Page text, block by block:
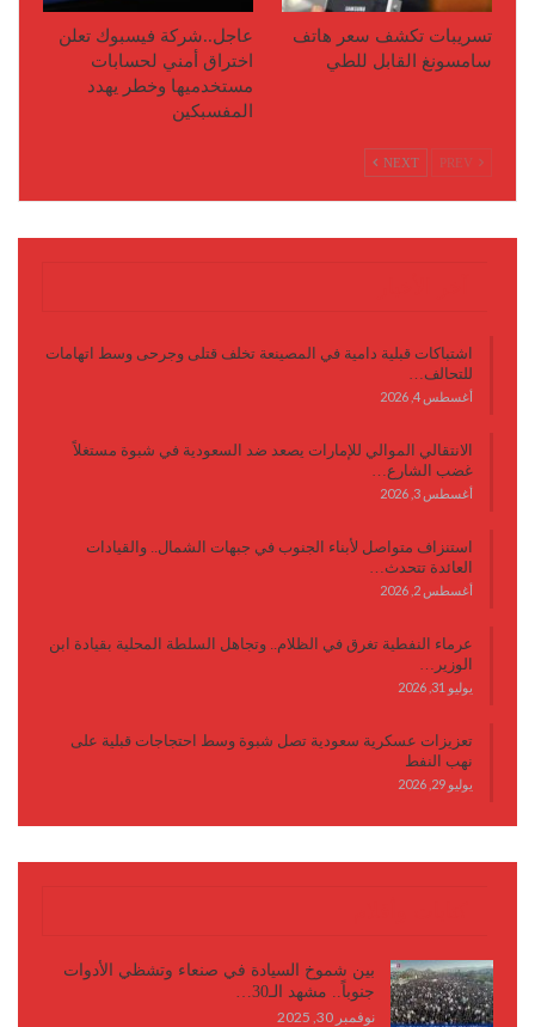
تسريبات تكشف سعر هاتف
سامسونغ القابل للطي
عاجل..شركة فيسبوك تعلن
اختراق أمني لحسابات
مستخدميها وخطر يهدد
المفسبكين
NEXT
اشتباكات قبلية دامية في المصينعة تخلف قتلى وجرحى وسط اتهامات
للتحالف…
أغسطس 4, 2026
الانتقالي الموالي للإمارات يصعد ضد السعودية في شبوة مستغلاً
غضب الشارع…
أغسطس 3, 2026
استنزاف متواصل لأبناء الجنوب في جبهات الشمال.. والقيادات
العائدة تتحدث…
أغسطس 2, 2026
عرماء النفطية تغرق في الظلام.. وتجاهل السلطة المحلية بقيادة ابن
الوزير…
يوليو 31, 2026
تعزيزات عسكرية سعودية تصل شبوة وسط احتجاجات قبلية على
نهب النفط
يوليو 29, 2026
بين شموخ السيادة في صنعاء وتشظي الأدوات
جنوباً.. مشهد الـ30…
نوفمبر 30, 2025